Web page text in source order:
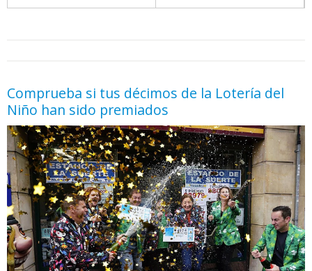
Comprueba si tus décimos de la Lotería del
Niño han sido premiados